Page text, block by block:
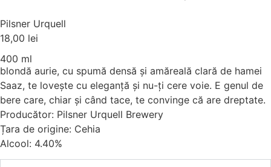
Pilsner Urquell
18,00 lei
400 ml
blondă aurie, cu spumă densă și amăreală clară de hamei
Saaz, te lovește cu eleganță și nu-ți cere voie. E genul de
bere care, chiar și când tace, te convinge că are dreptate.
Producător: Pilsner Urquell Brewery
Țara de origine: Cehia
Alcool: 4.40%